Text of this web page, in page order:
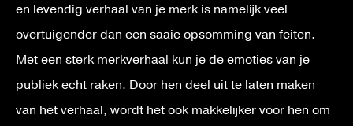
en levendig verhaal van je merk is namelijk veel
overtuigender dan een saaie opsomming van feiten.
Met een sterk merkverhaal kun je de emoties van je
publiek echt raken. Door hen deel uit te laten maken
van het verhaal, wordt het ook makkelijker voor hen om